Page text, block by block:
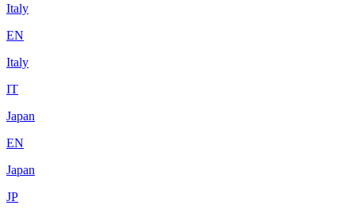
Italy
EN
Italy
IT
Japan
EN
Japan
JP